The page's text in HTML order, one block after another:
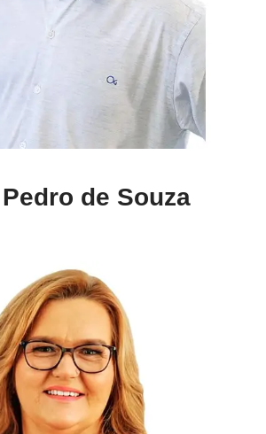
de Souza